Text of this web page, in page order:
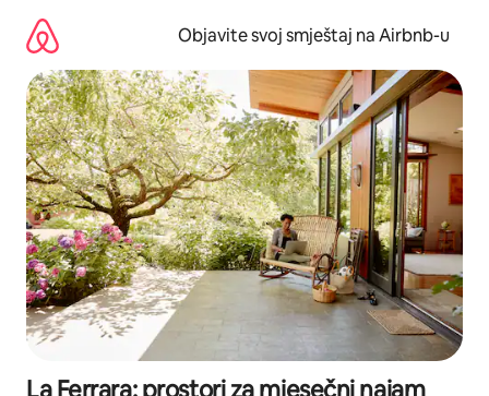
sadržaj
Objavite svoj smještaj na Airbnb-u
La Ferrara: prostori za mjesečni najam